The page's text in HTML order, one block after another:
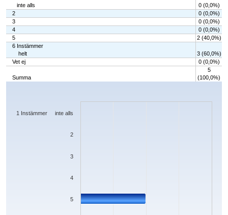
inte alls
0 (0,0%)
2
0 (0,0%)
3
0 (0,0%)
4
0 (0,0%)
5
2 (40,0%)
6 Instämmer
helt
3 (60,0%)
Vet ej
0 (0,0%)
Summa
5
(100,0%)
Chart
The chart has 1 X axis displaying categories.
5
4
3
2
1 Instämmer inte alls